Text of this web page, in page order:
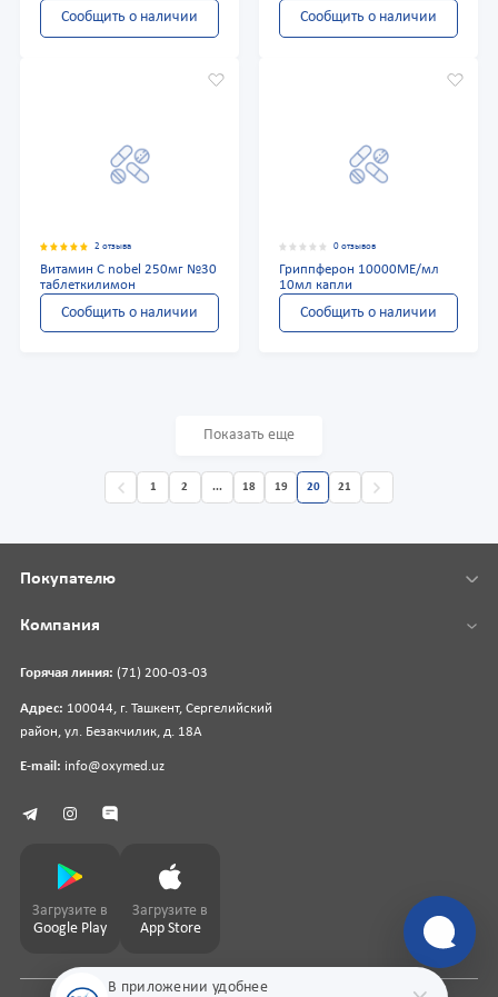
Сообщить о наличии Сообщить о наличии
2 отзыва
Витамин С nobel 250мг №30
таблеткилимон
Сообщить о наличии
0 отзывов
Гриппферон 10000МЕ/мл
10мл капли
Сообщить о наличии
Показать еще
1 2 ... 18 19 20 21
В приложении удобнее
Горячая линия: (71) 200-03-03
Адрес: 100044, г. Ташкент, Сергелийский
район, ул. Безакчилик, д. 18А
E-mail: info@oxymed.uz
Покупателю
Компания
Загрузите в
Google Play
Загрузите в
App Store